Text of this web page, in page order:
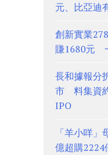
元、比亞迪
創新實業
賺1680元
長和據報分
市 料集資
IPO
「羊小咩
億超購2224